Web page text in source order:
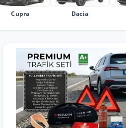
Cupra Dacia